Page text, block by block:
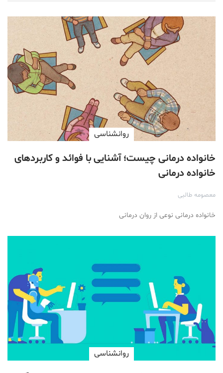
روانشناسی
خانواده درمانی چیست؛ آشنایی با فوائد و کاربردهای
خانواده درمانی
معصومه طالبی
خانواده درمانی نوعی از روان درمانی
روانشناسی